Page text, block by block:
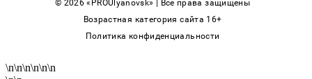
© 2026 «PROUlyanovsk» | Все права защищены
Возрастная категория сайта 16+
Политика конфиденциальности
\n\n\n\n\n\n